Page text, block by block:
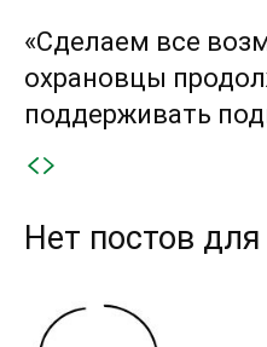
«Сделаем все
охрановцы
поддерживать
Нет постов